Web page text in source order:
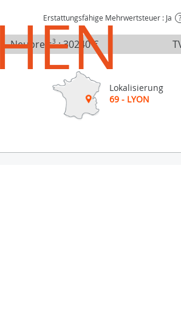
Erstattungsfähige Mehrwertsteuer : Ja ?
Neupreis3:30240 €
Lokalisierung
69 - LYON